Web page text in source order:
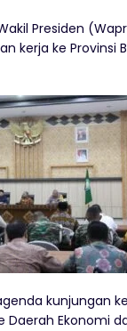
Presiden
kerja ke Provinsi
kunjungan
Ekonomi